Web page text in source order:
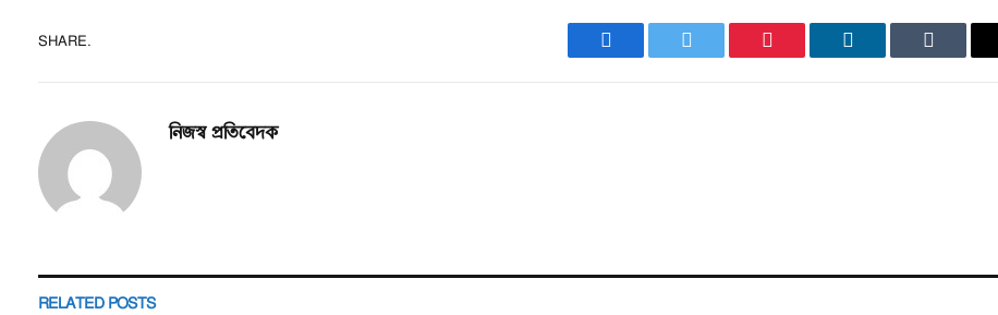
SHARE.
FacebookTwitter PinterestLinkedIn Tumblr
নিজস্ব প্রতিবেদক
RELATED POSTS